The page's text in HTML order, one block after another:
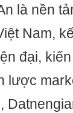
là nền
Nam,
đại,
lược